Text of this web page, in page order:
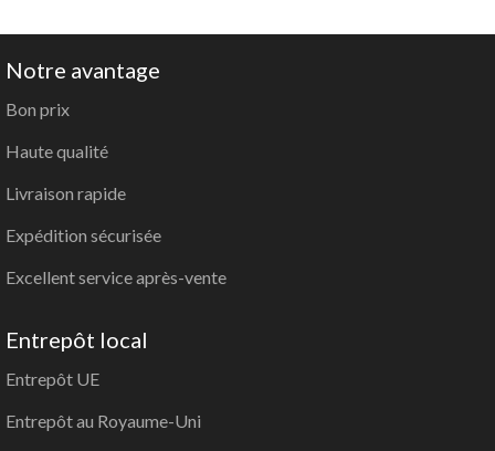
Notre avantage
Bon prix
Haute qualité
Livraison rapide
Expédition sécurisée
Excellent service après-vente
Entrepôt local
Entrepôt UE
Entrepôt au Royaume-Uni